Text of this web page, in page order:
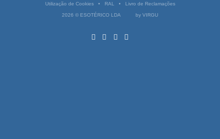
Utilização de Cookies• RAL • Livro de Reclamações
2026 © ESOTÉRICO LDA by VIRGU